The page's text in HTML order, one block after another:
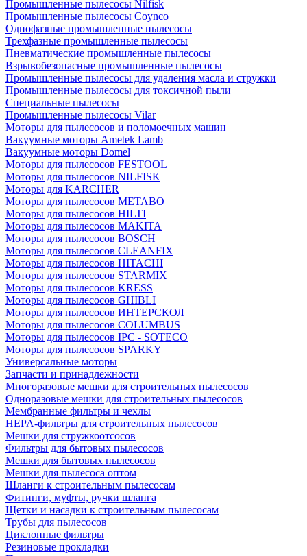
Промышленные пылесосы Nilfisk
Промышленные пылесосы Coynco
Однофазные промышленные пылесосы
Трехфазные промышленные пылесосы
Пневматические промышленные пылесосы
Взрывобезопасные промышленные пылесосы
Промышленные пылесосы для удаления масла и стружки
Промышленные пылесосы для токсичной пыли
Специальные пылесосы
Промышленные пылесосы Vilar
Моторы для пылесосов и поломоечных машин
Вакуумные моторы Ametek Lamb
Вакуумные моторы Domel
Моторы для пылесосов FESTOOL
Моторы для пылесосов NILFISK
Моторы для KARCHER
Моторы для пылесосов METABO
Моторы для пылесосов HILTI
Моторы для пылесосов MAKITA
Моторы для пылесосов BOSCH
Моторы для пылесосов CLEANFIX
Моторы для пылесосов HITACHI
Моторы для пылесосов STARMIX
Моторы для пылесосов KRESS
Моторы для пылесосов GHIBLI
Моторы для пылесосов ИНТЕРСКОЛ
Моторы для пылесосов COLUMBUS
Моторы для пылесосов IPC - SOTECO
Моторы для пылесосов SPARKY
Универсальные моторы
Запчасти и принадлежности
Многоразовые мешки для строительных пылесосов
Одноразовые мешки для строительных пылесосов
Мембранные фильтры и чехлы
HEPA-фильтры для строительных пылесосов
Мешки для стружкоотсосов
Фильтры для бытовых пылесосов
Мешки для бытовых пылесосов
Мешки для пылесоса оптом
Шланги к строительным пылесосам
Фитинги, муфты, ручки шланга
Щетки и насадки к строительным пылесосам
Трубы для пылесосов
Циклонные фильтры
Резиновые прокладки